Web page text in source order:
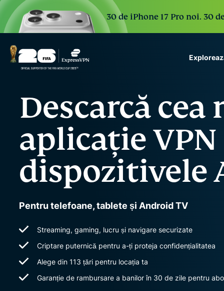
30 de iPhone 17 Pro noi. 30
VPN protection for
to deploy, simple to
Descarcă cea
aplicație
dispozitivele
Pentru telefoane, tablete și Android TV
Streaming, gaming, lucru și navigare securizate
Criptare puternică pentru a-ți proteja confidențialitatea
Alege din 113 țări pentru locația ta
Garanție de rambursare a banilor în 30 de zile pentru